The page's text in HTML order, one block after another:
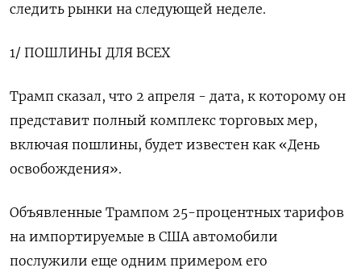
следить рынки на следующей неделе.
1/ ПОШЛИНЫ ДЛЯ ВСЕХ
Трамп сказал, что 2 апреля - дата, к которому он
представит полный комплекс торговых мер,
включая пошлины, будет известен как «День
освобождения».
Объявленные Трампом 25-процентных тарифов
на импортируемые в США автомобили
послужили еще одним примером его